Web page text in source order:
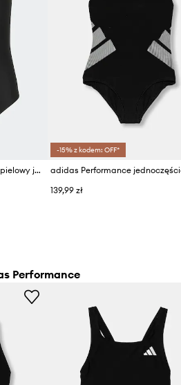
adidas Performance strój kąpielowy jednoczęściowy dziecięcy
-15% z kodem: OFF*
139,99 zł
Performance